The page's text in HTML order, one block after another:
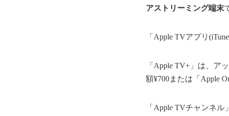
アストリーミング端末
「Apple TVアプリ
「Apple TV+」は、ア
額¥700または「Apple
「Apple TVチャンネル